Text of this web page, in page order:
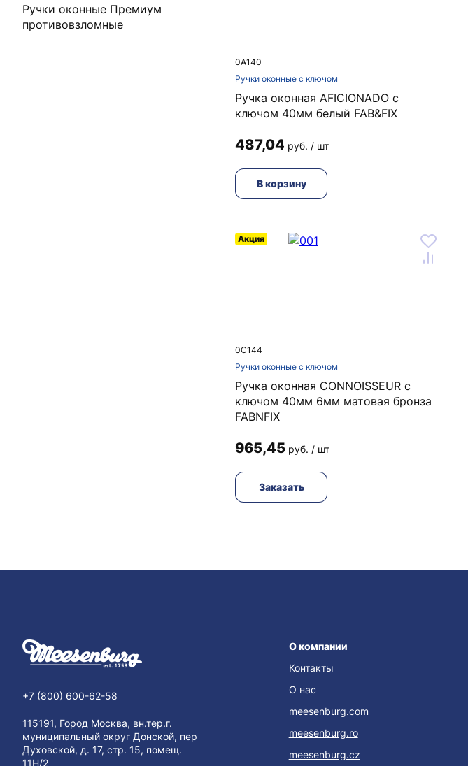
Ручки оконные Премиум
противовзломные
0A140
Ручки оконные с ключом
Ручка оконная AFICIONADO с
ключом 40мм белый FAB&FIX
487,04 руб. / шт
В корзину
0C144
Ручки оконные с ключом
Акция
Ручка оконная CONNOISSEUR с
ключом 40мм 6мм матовая бронза
FABNFIX
965,45 руб. / шт
Заказать
+7 (800) 600-62-58
115191, Город Москва, вн.тер.г.
муниципальный округ Донской, пер
Духовской, д. 17, стр. 15, помещ.
11Н/2
О компании
Контакты
О нас
meesenburg.com
meesenburg.ro
meesenburg.cz